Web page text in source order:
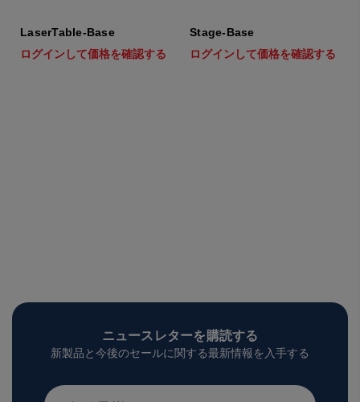
LaserTable-Base
ログインして価格を確認する
Stage-Base
ログインして価格を確認する
ニュースレターを購読する
新製品と今後のセールに関する最新情報を入手する
メ